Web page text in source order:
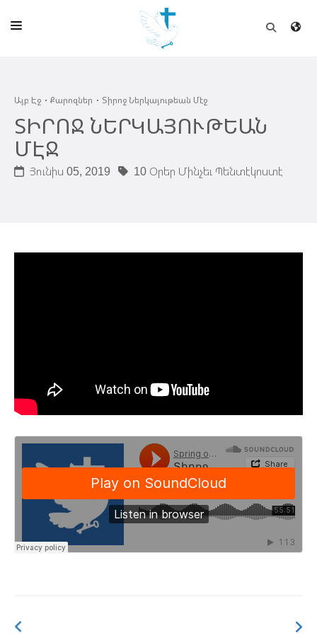
ԵԿԵՂԵՑԻ
ՈՒՂԻՂ
ԴՊՐՈՑ
ԾՐԱԳԻՐՆԵՐ ԵՒ ՓՈՏՔԱՍԹՆԵՐ
Այբ Էջ Քարոզներ Տիրոջ Ներկայութեան Մէջ
ՏԻՐՈՋ ՆԵՐԿԱՅՈՒԹԵԱՆ
ՄԷՋ
Յունիս 05, 2019 10 Օրեր Մինչեւ Պենտէկոստէ